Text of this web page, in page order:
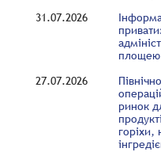
31.07.2026
площею
27.07.2026
ринок
горіхи,